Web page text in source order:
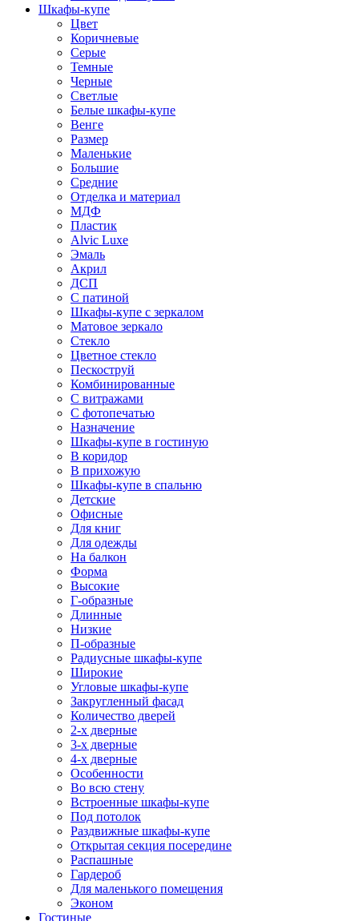
Шкафы-купе
Цвет
Коричневые
Серые
Темные
Черные
Светлые
Белые шкафы-купе
Венге
Размер
Маленькие
Большие
Средние
Отделка и материал
МДФ
Пластик
Alvic Luxe
Эмаль
Акрил
ДСП
С патиной
Шкафы-купе с зеркалом
Матовое зеркало
Стекло
Цветное стекло
Пескоструй
Комбинированные
С витражами
С фотопечатью
Назначение
Шкафы-купе в гостиную
В коридор
В прихожую
Шкафы-купе в спальню
Детские
Офисные
Для книг
Для одежды
На балкон
Форма
Высокие
Г-образные
Длинные
Низкие
П-образные
Радиусные шкафы-купе
Широкие
Угловые шкафы-купе
Закругленный фасад
Количество дверей
2-х дверные
3-х дверные
4-х дверные
Особенности
Во всю стену
Встроенные шкафы-купе
Под потолок
Раздвижные шкафы-купе
Открытая секция посередине
Распашные
Гардероб
Для маленького помещения
Эконом
Гостиные